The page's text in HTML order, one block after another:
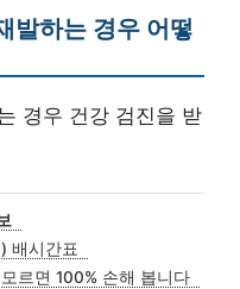
발하는 경우 어떻
경우 건강 검진을 받
배시간표
르면 100% 손해 봅니다